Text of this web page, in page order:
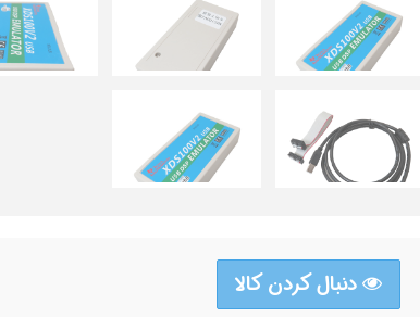
دنبال کردن کالا